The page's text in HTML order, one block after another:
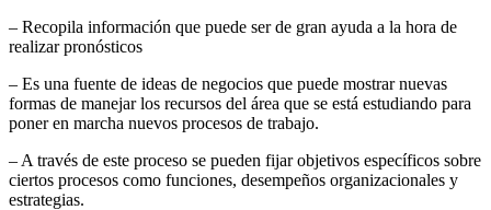
– Recopila información que puede ser de gran ayuda a la hora de
realizar pronósticos
– Es una fuente de ideas de negocios que puede mostrar nuevas
formas de manejar los recursos del área que se está estudiando para
poner en marcha nuevos procesos de trabajo.
– A través de este proceso se pueden fijar objetivos específicos sobre
ciertos procesos como funciones, desempeños organizacionales y
estrategias.